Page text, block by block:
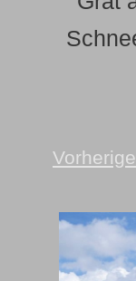
Vorherige